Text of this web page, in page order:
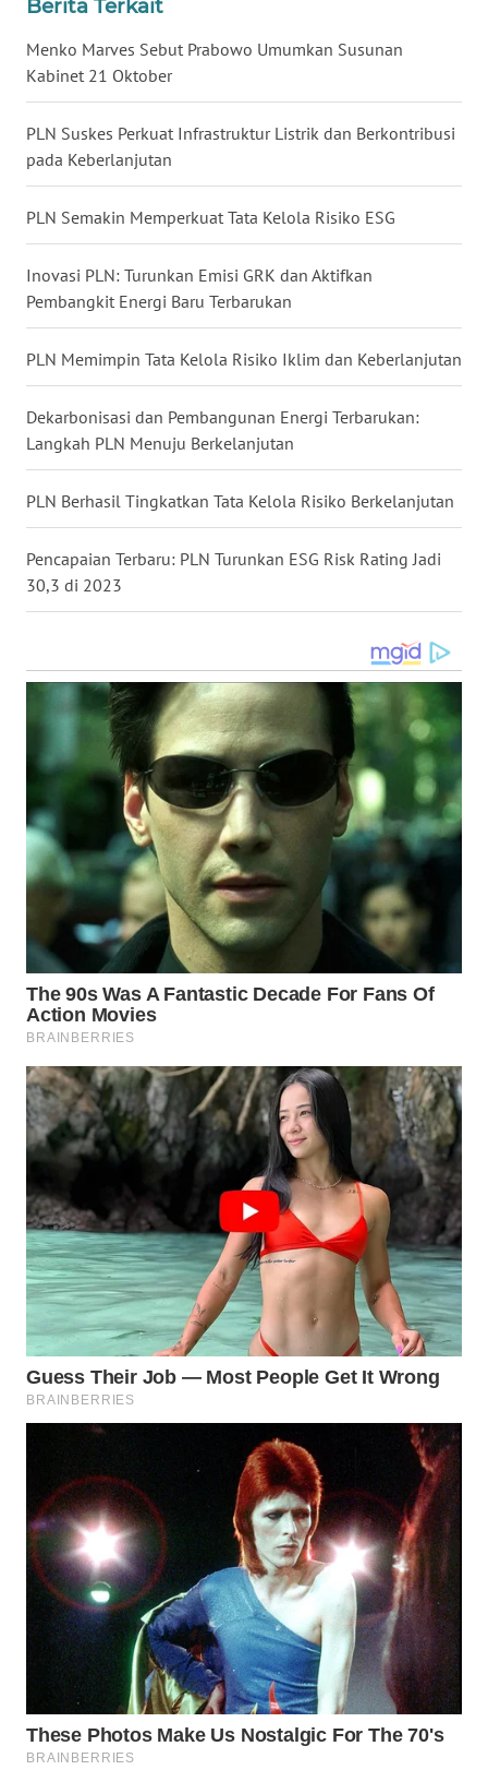
Berita Terkait
Menko Marves Sebut Prabowo Umumkan Susunan
Kabinet 21 Oktober
PLN Suskes Perkuat Infrastruktur Listrik dan Berkontribusi
pada Keberlanjutan
PLN Semakin Memperkuat Tata Kelola Risiko ESG
Inovasi PLN: Turunkan Emisi GRK dan Aktifkan
Pembangkit Energi Baru Terbarukan
PLN Memimpin Tata Kelola Risiko Iklim dan Keberlanjutan
Dekarbonisasi dan Pembangunan Energi Terbarukan:
Langkah PLN Menuju Berkelanjutan
PLN Berhasil Tingkatkan Tata Kelola Risiko Berkelanjutan
Pencapaian Terbaru: PLN Turunkan ESG Risk Rating Jadi
30,3 di 2023
WN
KALTARA
WN
KALSEL
WN
WN
SULSEL
WN
MALUKU
WN
DAIRI
WN
NIAS
WN
LANGKAT
WN
TAPANULI
SELATAN
WN
TANJUNG
LESUNG
WN
KARO
WN
SIMALUNGUN
LABUHANBATU
WN
TAPANULI
TENGAH
WN DELI
SERDANG
WN
TEBING